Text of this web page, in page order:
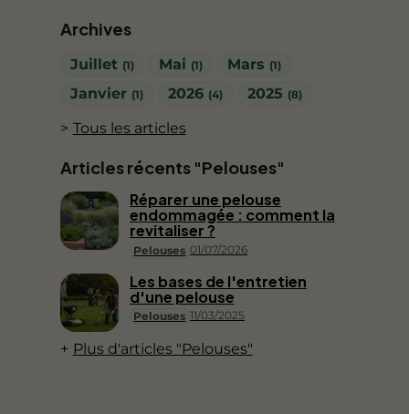
Archives
Juillet (1) Mai (1) Mars (1)
Janvier (1) 2026 (4) 2025 (8)
Tous les articles
Articles récents "Pelouses"
Pelouses 01/07/2026
Réparer une pelouse
endommagée : comment la
revitaliser ?
Pelouses 11/03/2025
Les bases de l'entretien
d'une pelouse
Plus d'articles "Pelouses"